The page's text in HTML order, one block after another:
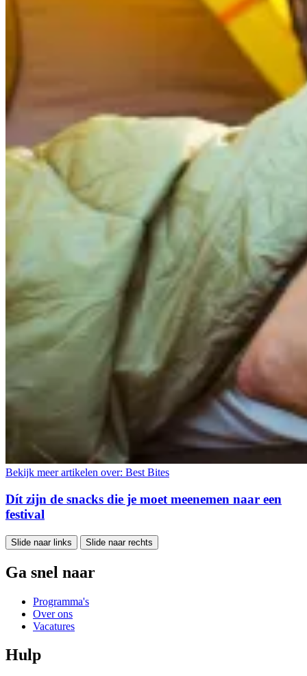
Bekijk meer artikelen over: Best Bites
Dít zijn de snacks die je moet meenemen naar een
festival
Slide naar links Slide naar rechts
Ga snel naar
Programma's
Over ons
Vacatures
Hulp